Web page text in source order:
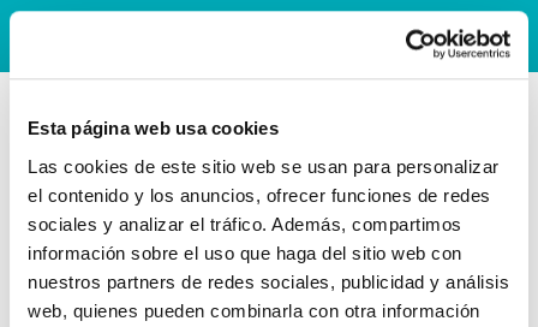
Esta página web usa cookies
Las cookies de este sitio web se usan para personalizar
el contenido y los anuncios, ofrecer funciones de redes
sociales y analizar el tráfico. Además, compartimos
información sobre el uso que haga del sitio web con
nuestros partners de redes sociales, publicidad y análisis
web, quienes pueden combinarla con otra información